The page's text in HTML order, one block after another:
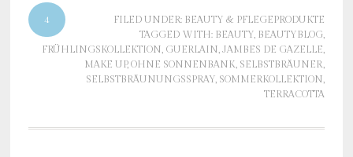
4 FILED UNDER: BEAUTY & PFLEGEPRODUKTE
TAGGED WITH: BEAUTY, BEAUTYBLOG,
FRÜHLINGSKOLLEKTION, GUERLAIN,JAMBES DE GAZELLE,
MAKE UP,OHNE SONNENBANK, SELBSTBRÄUNER,
SELBSTBRÄUNUNGSSPRAY, SOMMERKOLLEKTION,
TERRACOTTA